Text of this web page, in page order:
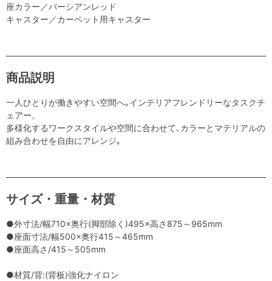
座カラー／パーシアンレッド
キャスター／カーペット用キャスター
商品説明
一人ひとりが働きやすい空間へ｡インテリアフレンドリーなタスクチ
ェアー。
多様化するワークスタイルや空間に合わせて､カラーとマテリアルの
組み合わせを自由にアレンジ｡
サイズ・重量・材質
●外寸法/幅710×奥行(脚部除く)495×高さ875～965mm
●座面寸法/幅500×奥行415～465mm
●座面高さ/415～505mm
●材質/背:(背板)強化ナイロン